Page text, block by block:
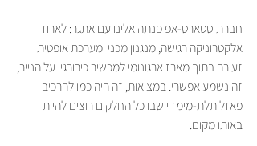
חברת סטארט-אפ פנתה אלינו עם אתגר: לארוז
אלקטרוניקה רגישה, מנגנון מכני ומערכת אופטית
זעירה בתוך מארז ארגונומי למכשיר כירורגי. על הנייר,
זה נשמע אפשרי. במציאות, זה היה כמו להרכיב
פאזל תלת-מימדי שבו כל החלקים רוצים להיות
באותו מקום.